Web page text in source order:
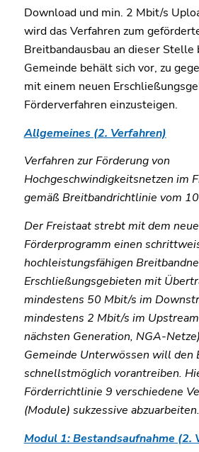
Download und min. 2 Mbit/s
wird das Verfahren zum
Breitbandausbau an dieser Stelle
Gemeinde behält sich vor, zu
mit einem neuen
Förderverfahren einzusteigen.
Allgemeines (2. Verfahren)
Verfahren zur Förderung von
Hochgeschwindigkeitsnetzen im
gemäß Breitbandrichtlinie vom
Der Freistaat strebt mit dem
Förderprogramm einen
hochleistungsfähigen
Erschließungsgebieten mit
mindestens 50 Mbit/s im
mindestens 2 Mbit/s im
nächsten Generation, NGA-
Gemeinde Unterwössen will den
schnellstmöglich vorantreiben.
Förderrichtlinie 9 verschiedene
(Module) sukzessive abzuarbeiten.
Modul 1: Bestandsaufnahme (2.